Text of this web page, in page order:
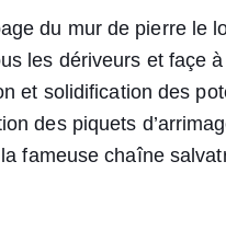
du mur de pierre le
les dériveurs et façe
et solidification des
des piquets
fameuse chaîne